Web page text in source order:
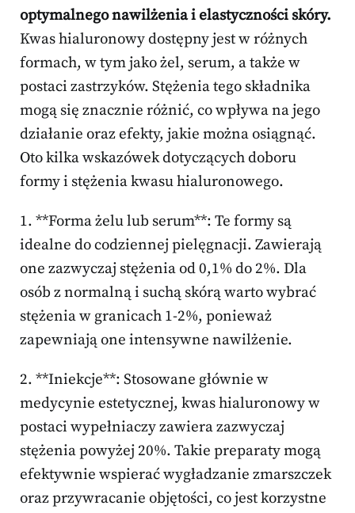
optymalnego nawilżenia i elastyczności skóry.
Kwas hialuronowy dostępny jest w różnych
formach, w tym jako żel, serum, a także w
postaci zastrzyków. Stężenia tego składnika
mogą się znacznie różnić, co wpływa na jego
działanie oraz efekty, jakie można osiągnąć.
Oto kilka wskazówek dotyczących doboru
formy i stężenia kwasu hialuronowego.
1. **Forma żelu lub serum**: Te formy są
idealne do codziennej pielęgnacji. Zawierają
one zazwyczaj stężenia od 0,1% do 2%. Dla
osób z normalną i suchą skórą warto wybrać
stężenia w granicach 1-2%, ponieważ
zapewniają one intensywne nawilżenie.
2. **Iniekcje**: Stosowane głównie w
medycynie estetycznej, kwas hialuronowy w
postaci wypełniaczy zawiera zazwyczaj
stężenia powyżej 20%. Takie preparaty mogą
efektywnie wspierać wygładzanie zmarszczek
oraz przywracanie objętości, co jest korzystne